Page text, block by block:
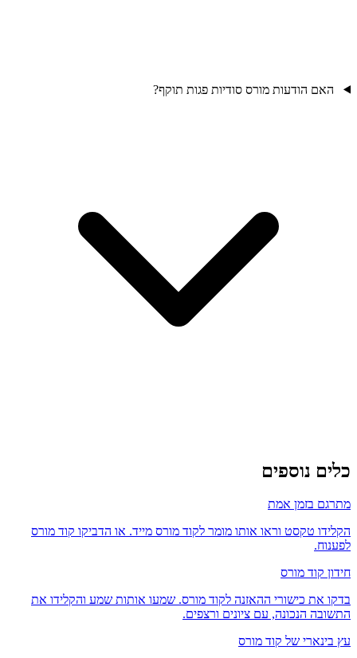
האם הודעות מורס סודיות פגות תוקף?
כלים נוספים
מתרגם בזמן אמת
הקלידו טקסט וראו אותו מומר לקוד מורס מייד. או הדביקו קוד מורס
לפענוח.
חידון קוד מורס
בדקו את כישורי ההאזנה לקוד מורס. שמעו אותות שמע והקלידו את
התשובה הנכונה, עם ציונים ורצפים.
עץ בינארי של קוד מורס